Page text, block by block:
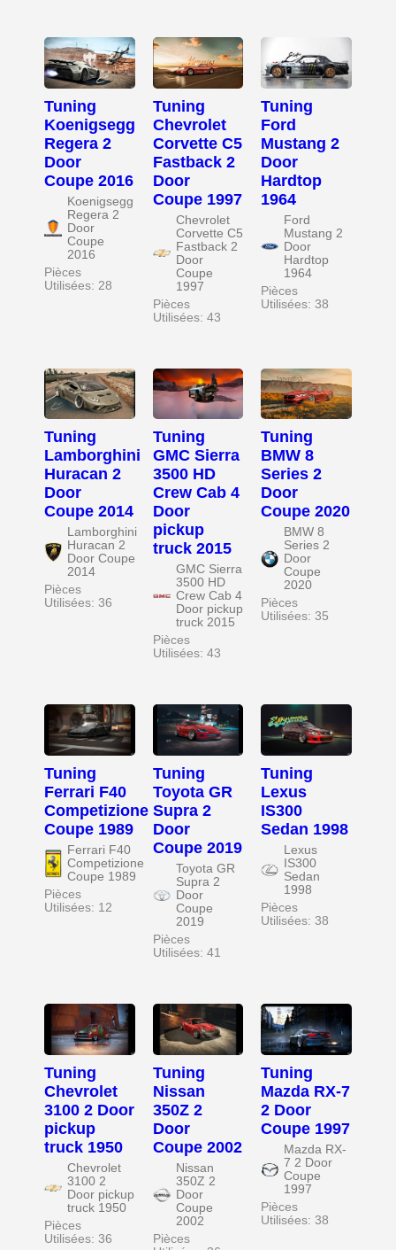
Tuning
Koenigsegg
Regera 2
Door
Coupe 2016
Koenigsegg
Regera 2
Door
Coupe
2016
Pièces
Utilisées: 28
Tuning
Chevrolet
Corvette C5
Fastback 2
Door
Coupe 1997
Chevrolet
Corvette C5
Fastback 2
Door
Coupe
1997
Pièces
Utilisées: 43
Tuning
Ford
Mustang 2
Door
Hardtop
1964
Ford
Mustang 2
Door
Hardtop
1964
Pièces
Utilisées: 38
Tuning
Lamborghini
Huracan 2
Door
Coupe 2014
Lamborghini
Huracan 2
Door Coupe
2014
Pièces
Utilisées: 36
Tuning
GMC Sierra
3500 HD
Crew Cab 4
Door
pickup
truck 2015
GMC Sierra
3500 HD
Crew Cab 4
Door pickup
truck 2015
Pièces
Utilisées: 43
Tuning
BMW 8
Series 2
Door
Coupe 2020
BMW 8
Series 2
Door
Coupe
2020
Pièces
Utilisées: 35
Tuning
Ferrari F40
Competizione
Coupe 1989
Ferrari F40
Competizione
Coupe 1989
Pièces
Utilisées: 12
Tuning
Toyota GR
Supra 2
Door
Coupe 2019
Toyota GR
Supra 2
Door
Coupe
2019
Pièces
Utilisées: 41
Tuning
Lexus
IS300
Sedan 1998
Lexus
IS300
Sedan
1998
Pièces
Utilisées: 38
Tuning
Chevrolet
3100 2 Door
pickup
truck 1950
Chevrolet
3100 2
Door pickup
truck 1950
Pièces
Utilisées: 36
Tuning
Nissan
350Z 2
Door
Coupe 2002
Nissan
350Z 2
Door
Coupe
2002
Pièces
Tuning
Mazda RX-7
2 Door
Coupe 1997
Mazda RX-
7 2 Door
Coupe
1997
Pièces
Utilisées: 38